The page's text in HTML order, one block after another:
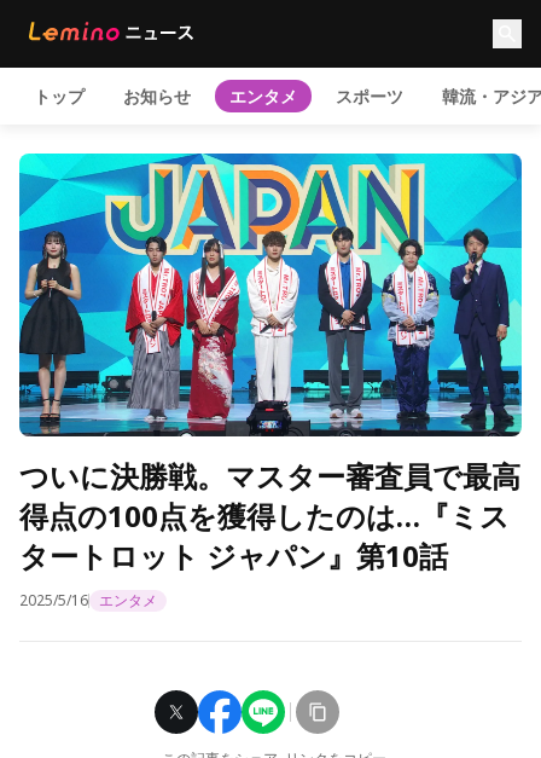
トップ お知らせ エンタメ スポーツ 韓流・アジ
ついに決勝戦。マスター審査員で最高
得点の100点を獲得したのは…『ミス
タートロット ジャパン』第10話
2025/5/16 エンタメ